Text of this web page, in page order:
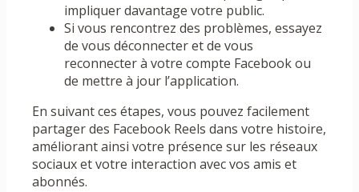
impliquer davantage votre public.
Si vous rencontrez des problèmes, essayez
de vous déconnecter et de vous
reconnecter à votre compte Facebook ou
de mettre à jour l’application.
En suivant ces étapes, vous pouvez facilement
partager des Facebook Reels dans votre histoire,
améliorant ainsi votre présence sur les réseaux
sociaux et votre interaction avec vos amis et
abonnés.